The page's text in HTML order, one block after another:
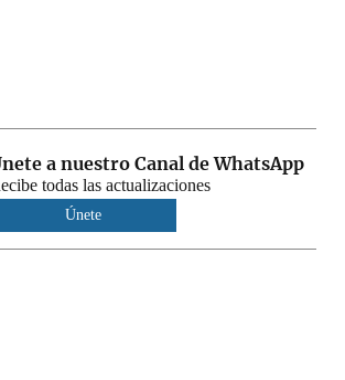
a nuestro Canal de WhatsApp
todas las actualizaciones
Únete